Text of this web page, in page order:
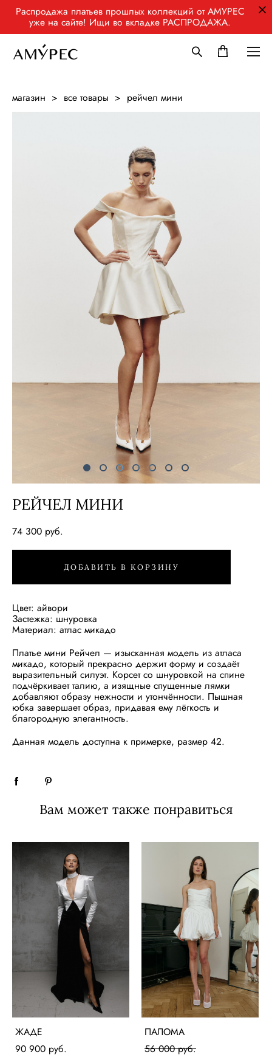
Распродажа платьев прошлых коллекций от АМУРЕС
уже на сайте! Ищи во вкладке РАСПРОДАЖА.
магазин > все товары > рейчел мини
РЕЙЧЕЛ МИНИ
74 300 pуб.
ДОБАВИТЬ В КОРЗИНУ
Цвет: айвори
Застежка: шнуровка
Материал: атлас микадо
Платье мини Рейчел — изысканная модель из атласа
микадо, который прекрасно держит форму и создаёт
выразительный силуэт. Корсет со шнуровкой на спине
подчёркивает талию, а изящные спущенные лямки
добавляют образу нежности и утончённости. Пышная
юбка завершает образ, придавая ему лёгкость и
благородную элегантность.
Данная модель доступна к примерке, размер 42.
Вам может также понравиться
ЖАДЕ
90 900 pуб.
ПАЛОМА
56 000 pуб.